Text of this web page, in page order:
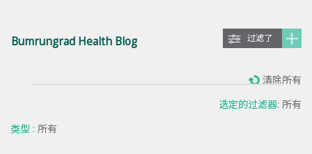
Bumrungrad Health Blog 过滤了
选定的过滤器: 所有
类型 : 所有
清除所有